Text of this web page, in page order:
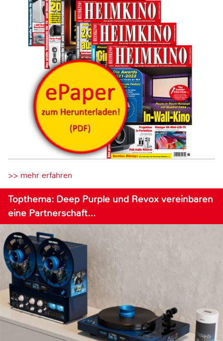
>> mehr erfahren
Topthema: Deep Purple und Revox vereinbaren
eine Partnerschaft…